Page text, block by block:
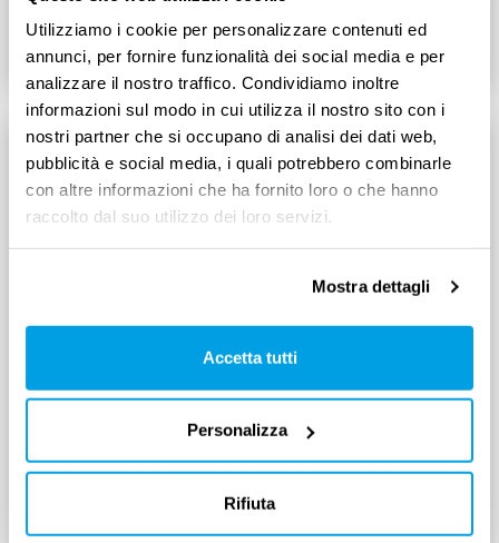
Utilizziamo i cookie per personalizzare contenuti ed
annunci, per fornire funzionalità dei social media e per
analizzare il nostro traffico. Condividiamo inoltre
informazioni sul modo in cui utilizza il nostro sito con i
nostri partner che si occupano di analisi dei dati web,
pubblicità e social media, i quali potrebbero combinarle
con altre informazioni che ha fornito loro o che hanno
raccolto dal suo utilizzo dei loro servizi.
Mostra dettagli
Accetta tutti
Personalizza
Rifiuta
5 min Leggi tutto
Congedo indennizzato per donne